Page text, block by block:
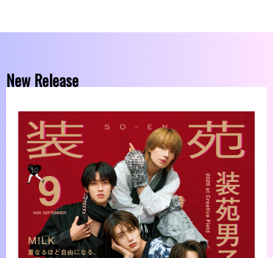
New Release